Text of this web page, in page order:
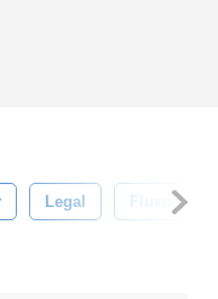
Legal